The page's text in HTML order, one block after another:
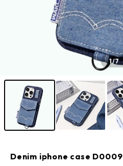
1/7
Denim iphone case D0009